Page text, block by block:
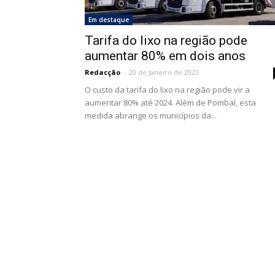
Em destaque
Tarifa do lixo na região pode
aumentar 80% em dois anos
Redacção - 20 de Janeiro de 2023
O custo da tarifa do lixo na região pode vir a
aumentar 80% até 2024. Além de Pombal, esta
medida abrange os municípios da...